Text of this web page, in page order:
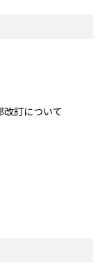
改訂について